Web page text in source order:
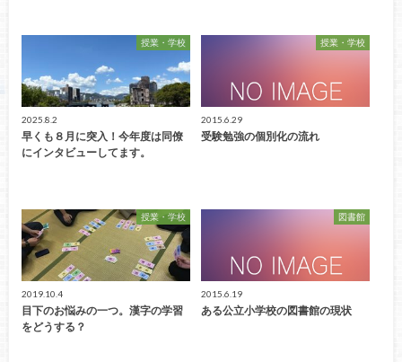
授業・学校
2025.8.2
早くも８月に突入！今年度は同僚
にインタビューしてます。
授業・学校
2015.6.29
受験勉強の個別化の流れ
授業・学校
2019.10.4
目下のお悩みの一つ。漢字の学習
をどうする？
図書館
2015.6.19
ある公立小学校の図書館の現状